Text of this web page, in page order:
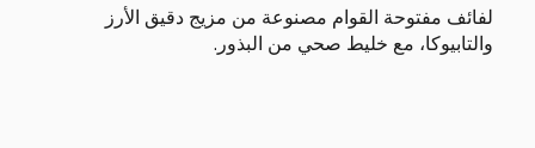
لفائف مفتوحة القوام مصنوعة من مزيج دقيق الأرز
والتابيوكا، مع خليط صحي من البذور.